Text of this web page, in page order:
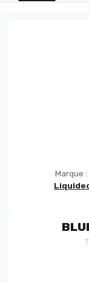
Marque :